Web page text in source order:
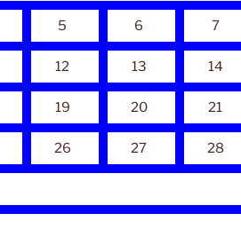
5 6 7
12 13 14
19 20 21
26 27 28